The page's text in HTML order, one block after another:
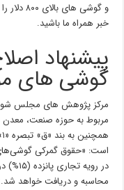
و گوشی
خبر همراه ما باشید.
پیشنهاد
گوشی های
مربوط به حوزه صنعت، معدن
محاسبه و دریافت خواهد